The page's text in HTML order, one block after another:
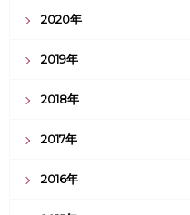
2020年
2019年
2018年
2017年
2016年